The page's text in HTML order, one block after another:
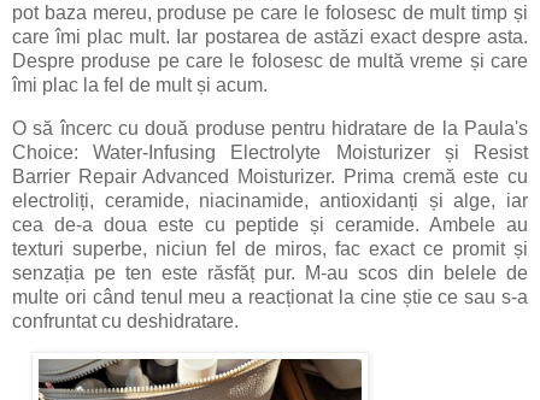
pot baza mereu, produse pe care le folosesc de mult timp și
care îmi plac mult. Iar postarea de astăzi exact despre asta.
Despre produse pe care le folosesc de multă vreme și care
îmi plac la fel de mult și acum.
O să încerc cu două produse pentru hidratare de la Paula's
Choice: Water-Infusing Electrolyte Moisturizer și Resist
Barrier Repair Advanced Moisturizer. Prima cremă este cu
electroliți, ceramide, niacinamide, antioxidanți și alge, iar
cea de-a doua este cu peptide și ceramide. Ambele au
texturi superbe, niciun fel de miros, fac exact ce promit și
senzația pe ten este răsfăț pur. M-au scos din belele de
multe ori când tenul meu a reacționat la cine știe ce sau s-a
confruntat cu deshidratare.